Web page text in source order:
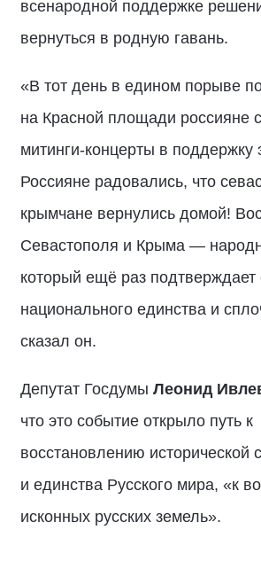
всенародной поддержке
вернуться в родную гавань.
«В тот день в едином порыве
на Красной площади россияне
митинги-концерты в поддержку
Россияне радовались, что
крымчане вернулись домой!
Севастополя и Крыма —
который ещё раз подтверждает
национального единства и
сказал он.
Депутат Госдумы Леонид
что это событие открыло путь к
восстановлению исторической
и единства Русского мира, «к
исконных русских земель».